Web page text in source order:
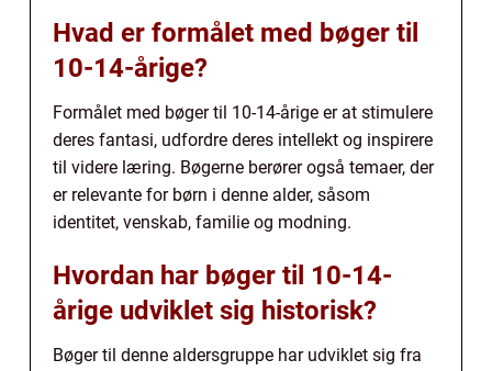
Hvad er formålet med bøger til
10-14-årige?
Formålet med bøger til 10-14-årige er at stimulere
deres fantasi, udfordre deres intellekt og inspirere
til videre læring. Bøgerne berører også temaer, der
er relevante for børn i denne alder, såsom
identitet, venskab, familie og modning.
Hvordan har bøger til 10-14-
årige udviklet sig historisk?
Bøger til denne aldersgruppe har udviklet sig fra